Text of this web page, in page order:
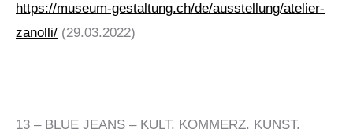
https://museum-gestaltung.ch/de/ausstellung/atelier-
zanolli/ (29.03.2022)
13 – BLUE JEANS – KULT. KOMMERZ. KUNST.